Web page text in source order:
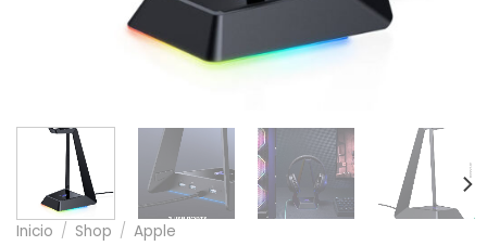
Inicio / Shop / Apple